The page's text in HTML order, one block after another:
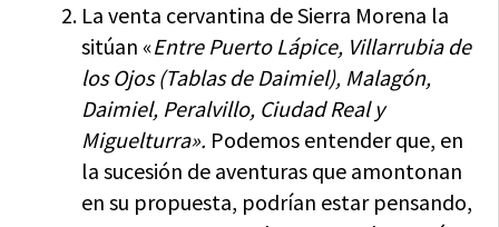
La venta cervantina de Sierra Morena la
sitúan «Entre Puerto Lápice, Villarrubia de
los Ojos (Tablas de Daimiel), Malagón,
Daimiel, Peralvillo, Ciudad Real y
Miguelturra». Podemos entender que, en
la sucesión de aventuras que amontonan
en su propuesta, podrían estar pensando,